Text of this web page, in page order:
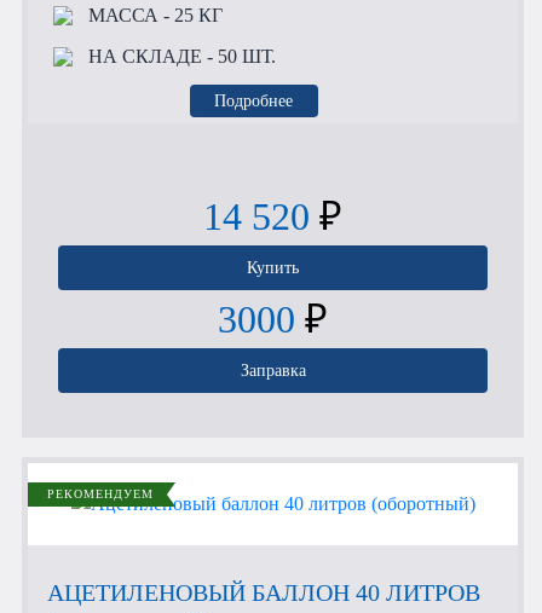
МАССА - 25 КГ
НА СКЛАДЕ - 50 ШТ.
Подробнее
14 520 ₽
Купить
3000 ₽
Заправка
РЕКОМЕНДУЕМ
АЦЕТИЛЕНОВЫЙ БАЛЛОН 40 ЛИТРОВ